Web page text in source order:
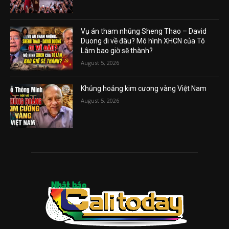
Vụ án tham nhũng Sheng Thao – David
Duong đi về đâu? Mô hình XHCN của Tô
Lâm bao giờ sẽ thành?
August 5, 2026
Khủng hoảng kim cương vàng Việt Nam
August 5, 2026